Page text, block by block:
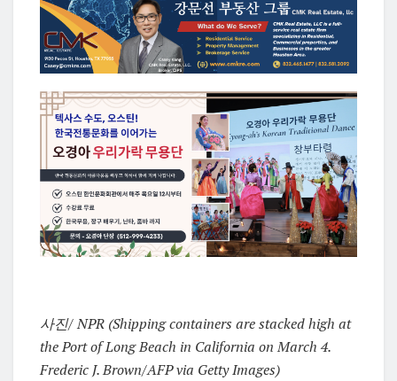
사진/ NPR (Shipping containers are stacked high at
the Port of Long Beach in California on March 4.
Frederic J. Brown/AFP via Getty Images)